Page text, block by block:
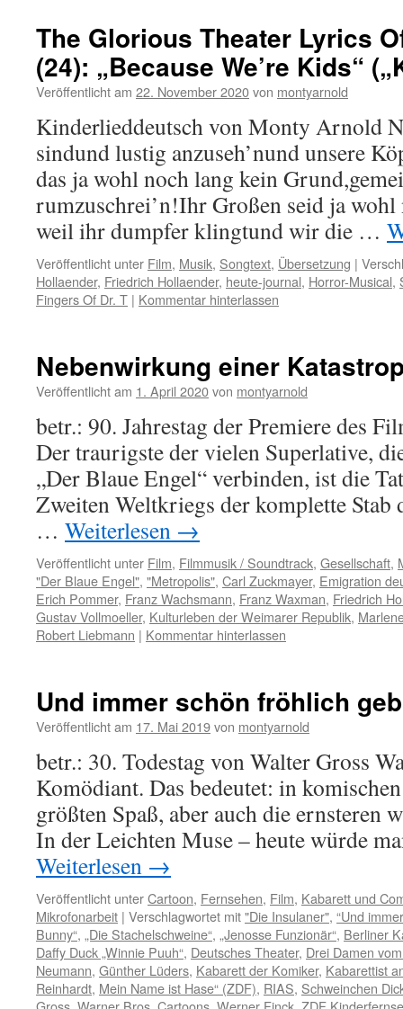
The Glorious Theater Lyrics
(24): „Because We’re Kids“
Veröffentlicht am 22. November 2020von montyarnold
Kinderlieddeutsch von Monty Arnold
sindund lustig anzuseh’nund unsere
das ja wohl noch lang kein
rumzuschrei’n!Ihr Großen seid ja wohl
weil ihr dumpfer klingtund wir die …
Veröffentlicht unter Film, Musik, Songtext, Übersetzung |
Hollaender, Friedrich Hollaender, heute-journal, Horror-Musical,
Fingers Of Dr. T | Kommentar hinterlassen
Nebenwirkung einer
Veröffentlicht am 1. April 2020von montyarnold
betr.: 90. Jahrestag der Premiere des
Der traurigste der vielen Superlative,
„Der Blaue Engel“ verbinden, ist die
Zweiten Weltkriegs der komplette Stab
… Weiterlesen →
Veröffentlicht unter Film, Filmmusik / Soundtrack, Gesellschaft,
"Der Blaue Engel", "Metropolis", Carl Zuckmayer, Emigration
Erich Pommer, Franz Wachsmann, Franz Waxman, Friedrich
Gustav Vollmoeller, Kulturleben der Weimarer Republik,
Robert Liebmann | Kommentar hinterlassen
Und immer schön fröhlich
Veröffentlicht am 17. Mai 2019von montyarnold
betr.: 30. Todestag von Walter Gross
Komödiant. Das bedeutet: in
größten Spaß, aber auch die ernsteren
In der Leichten Muse – heute würde
Weiterlesen →
Veröffentlicht unterCartoon, Fernsehen, Film, Kabarett und
Mikrofonarbeit | Verschlagwortet mit"Die Insulaner", “Und
Bunny“, „Die Stachelschweine“, „Jenosse Funzionär“, Berliner
Daffy Duck „Winnie Puuh“, Deutsches Theater, Drei Damen
Neumann, Günther Lüders, Kabarett der Komiker, Kabarettist
Reinhardt, Mein Name ist Hase“ (ZDF), RIAS, Schweinchen